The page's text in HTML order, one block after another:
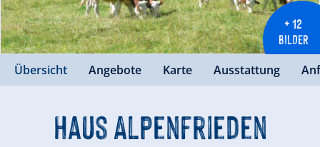
+ 12
BILDER
Übersicht Angebote Karte Ausstattung
Haus Alpenfrieden